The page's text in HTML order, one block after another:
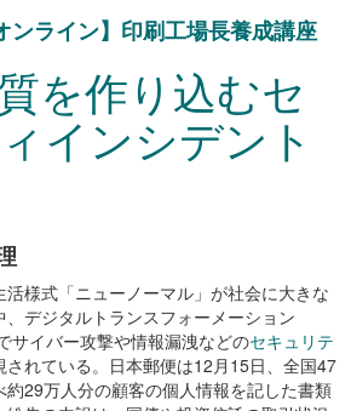
ンライン】印刷工場長養成講座
を作り込むセ
インシデント
様式「ニューノーマル」が社会に大きな
デジタルトランスフォーメーション
サイバー攻撃や情報漏洩などのセキュリテ
されている。日本郵便は12月15日、全国47
29万人分の顧客の個人情報を記した書類